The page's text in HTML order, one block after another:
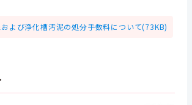
料
よび浄化槽汚泥の処分手数料について(73KB)